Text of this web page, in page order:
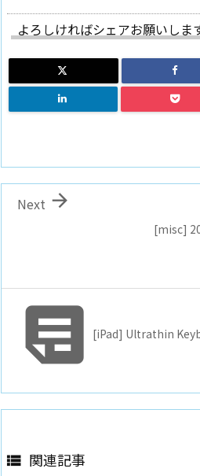
よろしければシェアお願いしま
[misc]

Next
[iPad] Ultrathin
 関連記事